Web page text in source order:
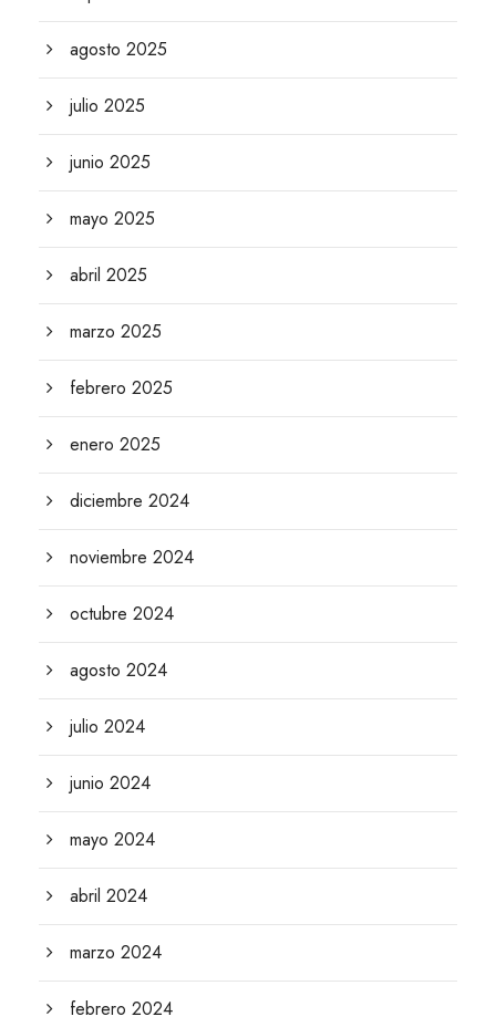
agosto 2025
julio 2025
junio 2025
mayo 2025
abril 2025
marzo 2025
febrero 2025
enero 2025
diciembre 2024
noviembre 2024
octubre 2024
agosto 2024
julio 2024
junio 2024
mayo 2024
abril 2024
marzo 2024
febrero 2024